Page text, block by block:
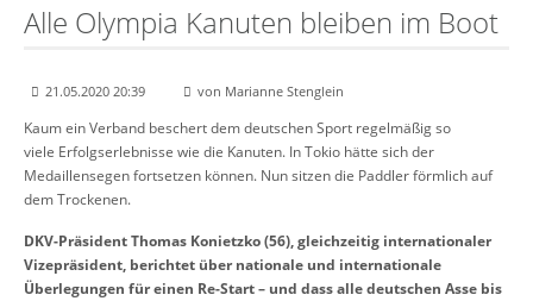
Alle Olympia Kanuten bleiben im Boot
21.05.2020 20:39 von Marianne Stenglein
Kaum ein Verband beschert dem deutschen Sport regelmäßig so
viele Erfolgserlebnisse wie die Kanuten. In Tokio hätte sich der
Medaillensegen fortsetzen können. Nun sitzen die Paddler förmlich auf
dem Trockenen.
DKV-Präsident Thomas Konietzko (56), gleichzeitig internationaler
Vizepräsident, berichtet über nationale und internationale
Überlegungen für einen Re-Start – und dass alle deutschen Asse bis